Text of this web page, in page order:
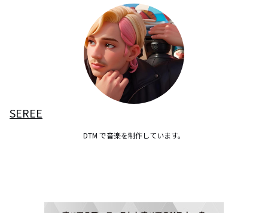
SEREE
DTM で音楽を制作しています。